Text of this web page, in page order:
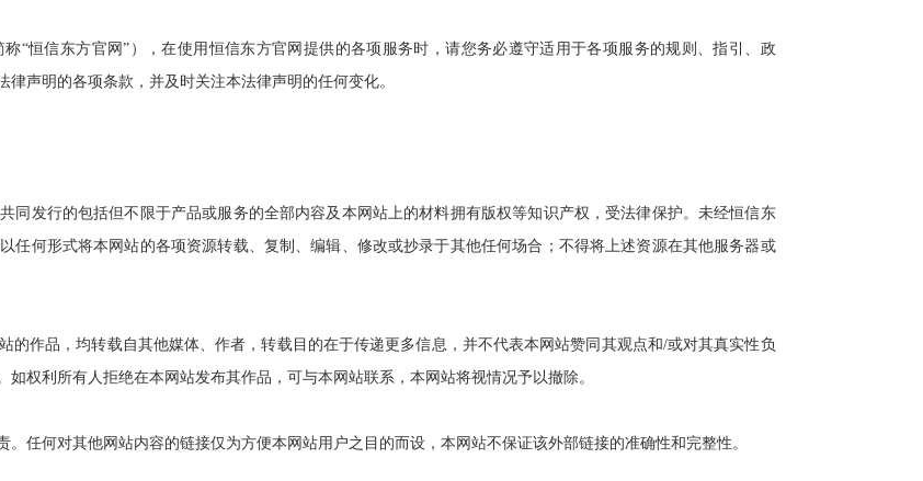
“恒信东方官网”），在使用恒信东方官网提供的各项服务时，请您务必遵守适用于各项服务的规则、指引、政
声明的各项条款，并及时关注本法律声明的任何变化。
发行的包括但不限于产品或服务的全部内容及本网站上的材料拥有版权等知识产权，受法律保护。未经恒信东
任何形式将本网站的各项资源转载、复制、编辑、修改或抄录于其他任何场合；不得将上述资源在其他服务器或
作品，均转载自其他媒体、作者，转载目的在于传递更多信息，并不代表本网站赞同其观点和/或对其真实性负
权利所有人拒绝在本网站发布其作品，可与本网站联系，本网站将视情况予以撤除。
何对其他网站内容的链接仅为方便本网站用户之目的而设，本网站不保证该外部链接的准确性和完整性。